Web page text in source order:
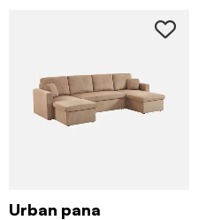
Urban pana